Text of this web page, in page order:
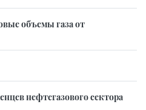
объемы газа от
нефтегазового сектора